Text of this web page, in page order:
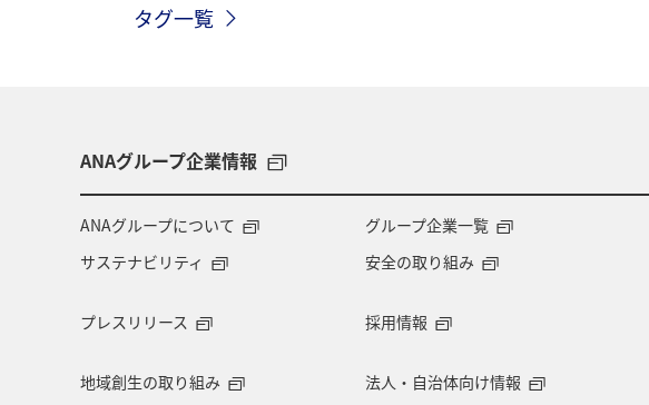
タグ一覧
ANAグループ企業情報
ANAグループについて グループ企業一覧
サステナビリティ
安全の取り組み
プレスリリース
採用情報
地域創生の取り組み 法人・自治体向け情報